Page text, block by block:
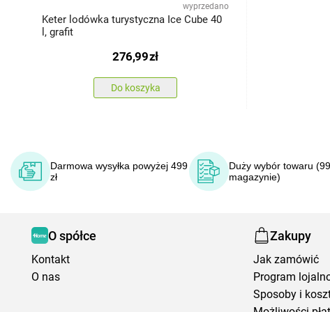
wyprzedano
Keter lodówka turystyczna Ice Cube 40
l, grafit
276,99zł
Do koszyka
Darmowa wysyłka powyżej 499
zł
Duży wybór towaru
magazynie)
O spółce
Kontakt
O nas
Zakupy
Jak zamówić
Program
Sposoby i